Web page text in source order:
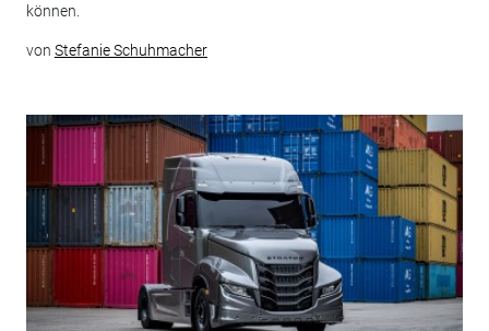
können.
von Stefanie Schuhmacher